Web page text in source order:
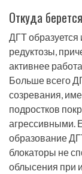
Откуда
ДГТ образуется
редуктозы,
активнее
Больше всего
созревания,
подростков
агрессивными.
образование
блокаторы не
облысения при